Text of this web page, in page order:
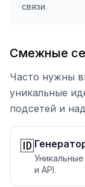
связи.
Смежные
Часто нужны
уникальные
подсетей и
🆔
и API.